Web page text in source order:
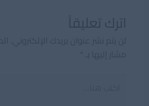
اترك تعليقاً